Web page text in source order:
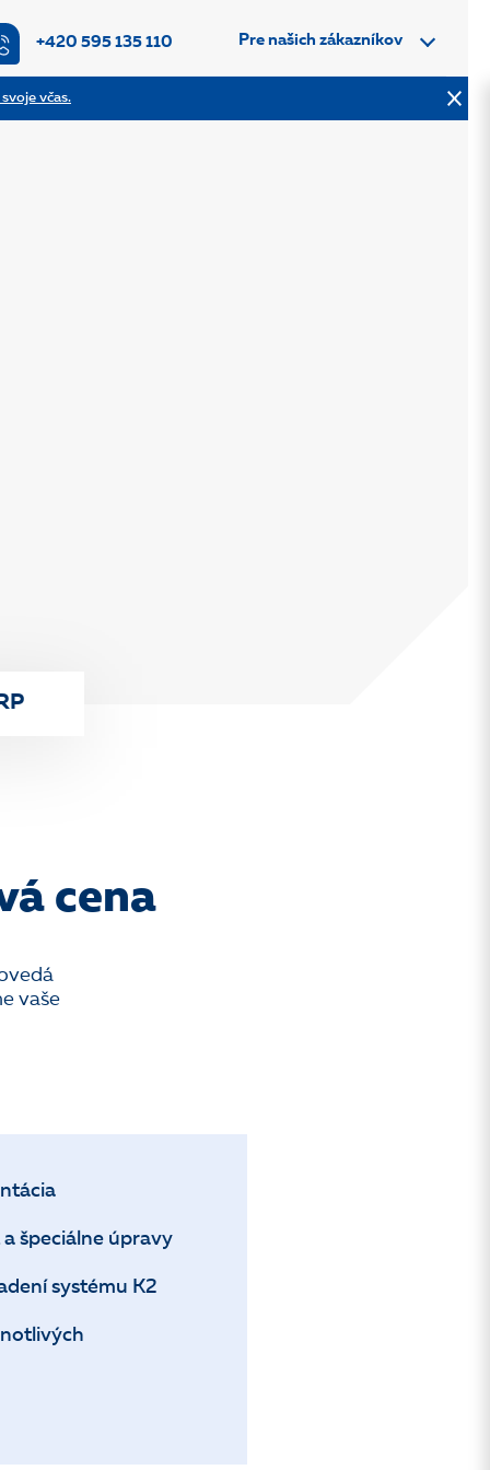
včas.
+420 595 135 110 Pre našich zákazníkov
cena
vaše
špeciálne úpravy
systému K2